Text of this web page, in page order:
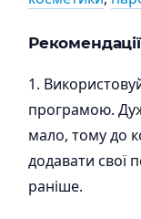
1.
програмою.
мало, тому до
додавати свої
раніше.